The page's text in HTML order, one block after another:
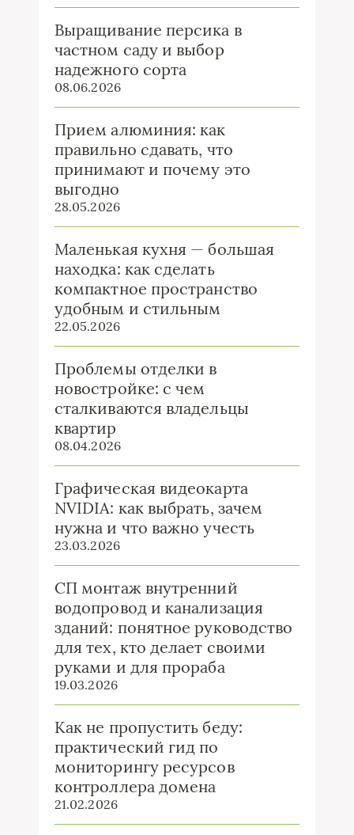
Выращивание персика в
частном саду и выбор
надежного сорта
08.06.2026
Прием алюминия: как
правильно сдавать, что
принимают и почему это
выгодно
28.05.2026
Маленькая кухня — большая
находка: как сделать
компактное пространство
удобным и стильным
22.05.2026
Проблемы отделки в
новостройке: с чем
сталкиваются владельцы
квартир
08.04.2026
Графическая видеокарта
NVIDIA: как выбрать, зачем
нужна и что важно учесть
23.03.2026
СП монтаж внутренний
водопровод и канализация
зданий: понятное руководство
для тех, кто делает своими
руками и для прораба
19.03.2026
Как не пропустить беду:
практический гид по
мониторингу ресурсов
контроллера домена
21.02.2026